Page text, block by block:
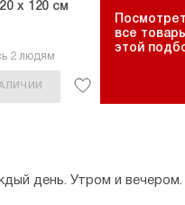
х 120 см
2 людям
все
этой
день. Утром и вечером.